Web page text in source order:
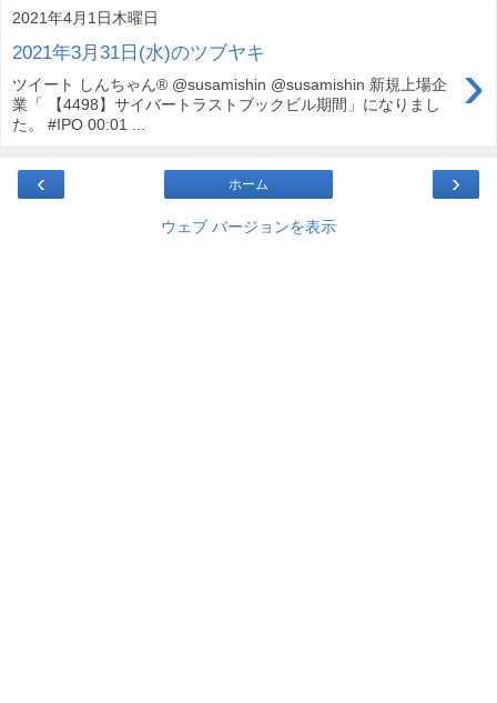
2021年4月1日木曜日
2021年3月31日(水)のツブヤキ ›
ツイート しんちゃん® @susamishin @susamishin 新規上場企
業「 【4498】サイバートラストブックビル期間」になりまし
た。 #IPO 00:01 ...
‹ ›
ホーム
ウェブ バージョンを表示